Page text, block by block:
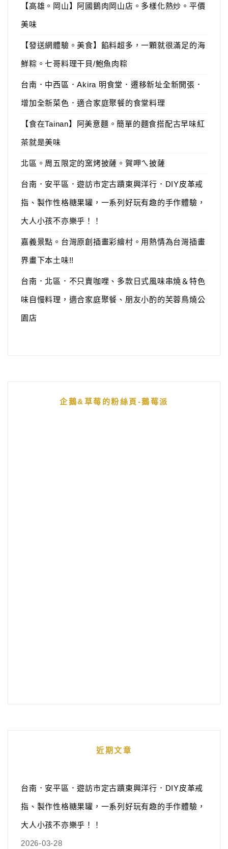
【高雄。岡山】阿國鵝肉岡山店。多樣化熱炒。平價
美味
【發送網體驗。美食】餡料超多，一顆就很滿足的海
鮮粽。七哥料理干貝/鮑魚肉粽
台南．中西區．Akira 明食堂．遷移新址全新開張．
增加全新菜色．適合家庭聚餐的食堂料理
【食在Tainan】阿美意麵。簡單的麵食搭配古早味紅
茶就是美味
北區。周五限定的窯烤披薩。賀呷ㄟ披薩
台南．安平區．遊訪市定古蹟東興洋行．DIY皮革戒
指、製作性格糖果罐，一系列好玩有趣的手作體驗，
大人小孩不亦樂乎！！
嘉義景點。台灣原創插畫彩繪村。用熱情為台灣插畫
界畫下本土味!!
台南．北區．不只賣咖哩、多款日式風味串燒＆特色
味自慢料理，適合家庭聚餐、朋友小酌的芙蓉鳥燒公
園店
企鵝&草莓的粉絲頁-鵝莓派
近期文章
台南．安平區．遊訪市定古蹟東興洋行．DIY皮革戒
指、製作性格糖果罐，一系列好玩有趣的手作體驗，
大人小孩不亦樂乎！！
2026-03-28